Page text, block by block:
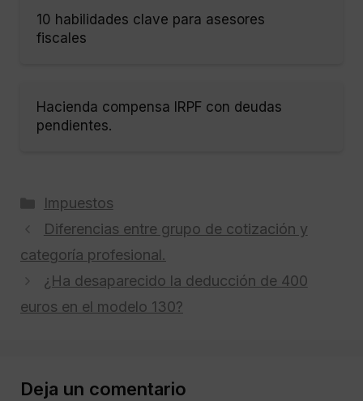
10 habilidades clave para asesores
fiscales
Hacienda compensa IRPF con deudas
pendientes.
Categorías
Impuestos
Diferencias entre grupo de cotización y
categoría profesional.
¿Ha desaparecido la deducción de 400
euros en el modelo 130?
Deja un comentario